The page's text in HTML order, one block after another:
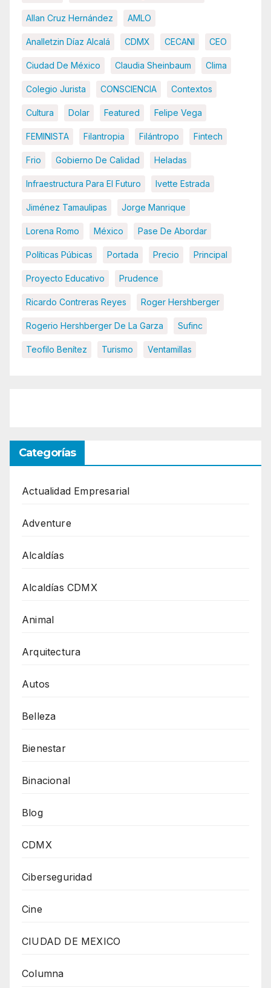
Allan Cruz Hernández AMLO
Analletzin Díaz Alcalá CDMX CECANI CEO
Ciudad De México Claudia Sheinbaum Clima
Colegio Jurista CONSCIENCIA Contextos
Cultura Dolar Featured Felipe Vega
FEMINISTA Filantropia Filántropo Fintech
Frio Gobierno De Calidad Heladas
Infraestructura Para El Futuro Ivette Estrada
Jiménez Tamaulipas Jorge Manrique
Lorena Romo México Pase De Abordar
Políticas Púbicas Portada Precio Principal
Proyecto Educativo Prudence
Ricardo Contreras Reyes Roger Hershberger
Rogerio Hershberger De La Garza Sufinc
Teofilo Benítez Turismo Ventamillas
Categorías
Actualidad Empresarial
Adventure
Alcaldías
Alcaldías CDMX
Animal
Arquitectura
Autos
Belleza
Bienestar
Binacional
Blog
CDMX
Ciberseguridad
Cine
CIUDAD DE MEXICO
Columna